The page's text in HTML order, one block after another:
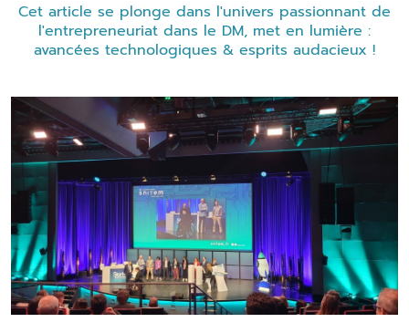
Cet article se plonge dans l'univers passionnant de
l'entrepreneuriat dans le DM, met en lumière :
avancées technologiques & esprits audacieux !